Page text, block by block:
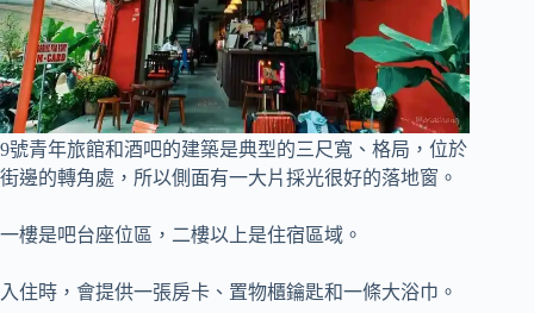
9號青年旅館和酒吧的建築是典型的三尺寬、格局，位於
街邊的轉角處，所以側面有一大片採光很好的落地窗。
一樓是吧台座位區，二樓以上是住宿區域。
入住時，會提供一張房卡、置物櫃鑰匙和一條大浴巾。